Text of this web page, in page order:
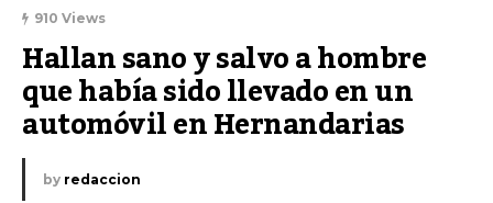
910 Views
Hallan sano y salvo a hombre
que había sido llevado en un
automóvil en Hernandarias
by redaccion